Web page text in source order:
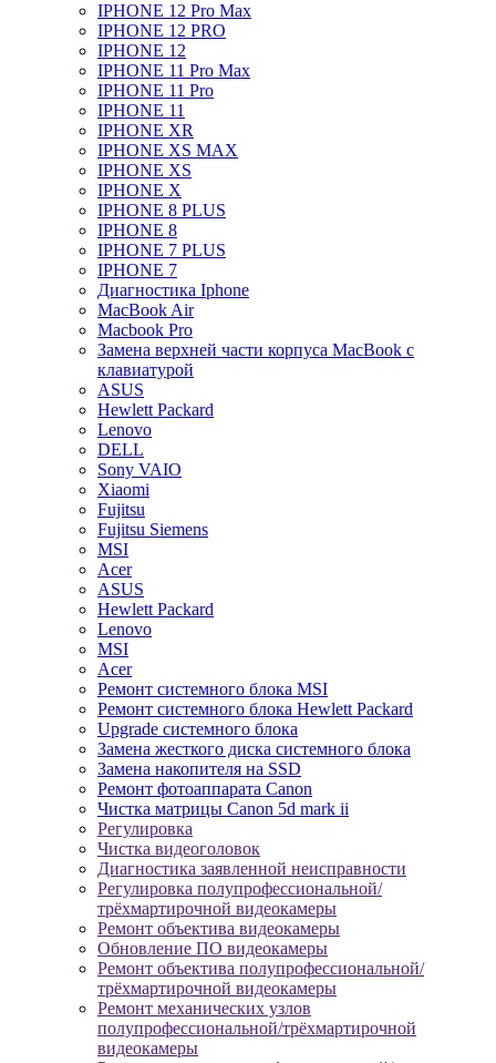
IPHONE 12 Pro Max
IPHONE 12 PRO
IPHONE 12
IPHONE 11 Pro Max
IPHONE 11 Pro
IPHONE 11
IPHONE XR
IPHONE XS MAX
IPHONE XS
IPHONE X
IPHONE 8 PLUS
IPHONE 8
IPHONE 7 PLUS
IPHONE 7
Диагностика Iphone
MacBook Air
Macbook Pro
Замена верхней части корпуса MacBook с
клавиатурой
ASUS
Hewlett Packard
Lenovo
DELL
Sony VAIO
Xiaomi
Fujitsu
Fujitsu Siemens
MSI
Acer
ASUS
Hewlett Packard
Lenovo
MSI
Acer
Ремонт системного блока MSI
Ремонт системного блока Hewlett Packard
Upgrade системного блока
Замена жесткого диска системного блока
Замена накопителя на SSD
Ремонт фотоаппарата Canon
Чистка матрицы Canon 5d mark ii
Регулировка
Чистка видеоголовок
Диагностика заявленной неисправности
Регулировка полупрофессиональной/
трёхмартирочной видеокамеры
Ремонт объектива видеокамеры
Обновление ПО видеокамеры
Ремонт объектива полупрофессиональной/
трёхмартирочной видеокамеры
Ремонт механических узлов
полупрофессиональной/трёхмартирочной
видеокамеры